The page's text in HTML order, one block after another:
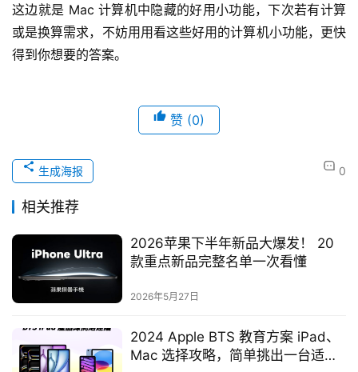
这边就是 Mac 计算机中隐藏的好用小功能，下次若有计算
或是换算需求，不妨用用看这些好用的计算机小功能，更快
得到你想要的答案。
赞 (0)
0
生成海报
相关推荐
2026苹果下半年新品大爆发！ 20
款重点新品完整名单一次看懂
2026年5月27日
2024 Apple BTS 教育方案 iPad、
Mac 选择攻略，简单挑出一台适合